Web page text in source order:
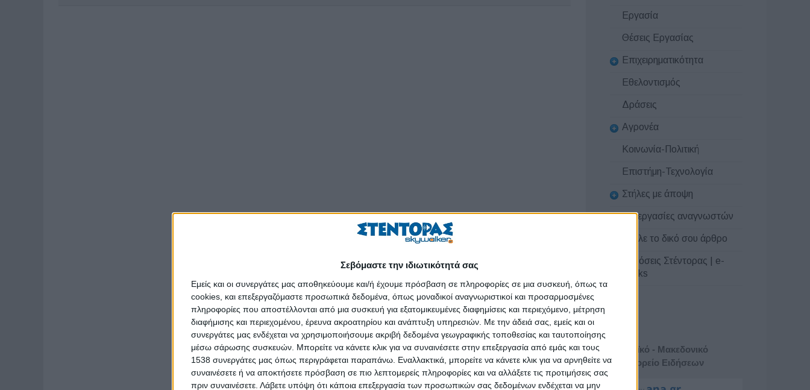
Σεβόμαστε την ιδιωτικότητά σας
Εμείς και οι συνεργάτες μας αποθηκεύουμε και/ή έχουμε πρόσβαση σε πληροφορίες σε μια συσκευή, όπως τα
cookies, και επεξεργαζόμαστε προσωπικά δεδομένα, όπως μοναδικοί αναγνωριστικοί και προσαρμοσμένες
πληροφορίες που αποστέλλονται από μια συσκευή για εξατομικευμένες διαφημίσεις και περιεχόμενο, μέτρηση
διαφήμισης και περιεχομένου, έρευνα ακροατηρίου και ανάπτυξη υπηρεσιών. Με την άδειά σας, εμείς και οι
συνεργάτες μας ενδέχεται να χρησιμοποιήσουμε ακριβή δεδομένα γεωγραφικής τοποθεσίας και ταυτοποίησης
μέσω σάρωσης συσκευών. Μπορείτε να κάνετε κλικ για να συναινέσετε στην επεξεργασία από εμάς και τους
1538 συνεργάτες μας όπως περιγράφεται παραπάνω. Εναλλακτικά, μπορείτε να κάνετε κλικ για να αρνηθείτε να
συναινέσετε ή να αποκτήσετε πρόσβαση σε πιο λεπτομερείς πληροφορίες και να αλλάξετε τις προτιμήσεις σας
πριν συναινέσετε. Λάβετε υπόψη ότι κάποια επεξεργασία των προσωπικών σας δεδομένων ενδέχεται να μην
Εργασία
Θέσεις Εργασίας
Επιχειρηματικότητα
Εθελοντισμός
Δράσεις
Αγρονέα
Κοινωνία-Πολιτική
Επιστήμη-Τεχνολογία
Στήλες με άποψη
Συνεργασίες αναγνωστών
Στείλε το δικό σου άρθρο
Εκδόσεις Στέντορας | e-
books
Αθηναϊκό - Μακεδονικό
Πρακτορείο Ειδήσεων